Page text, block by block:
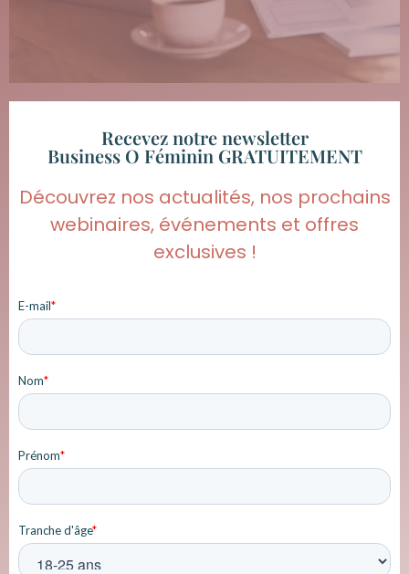
Recevez notre newsletter
Business O Féminin GRATUITEMENT
Découvrez nos actualités, nos prochains
webinaires, événements et offres
exclusives !